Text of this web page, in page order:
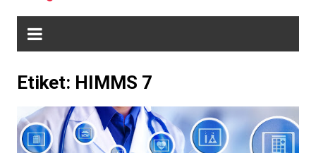
Etiket: HIMMS 7